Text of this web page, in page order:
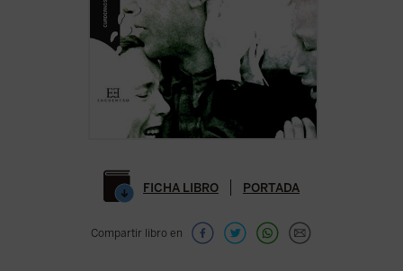
FICHA LIBRO PORTADA
Compartir libro en